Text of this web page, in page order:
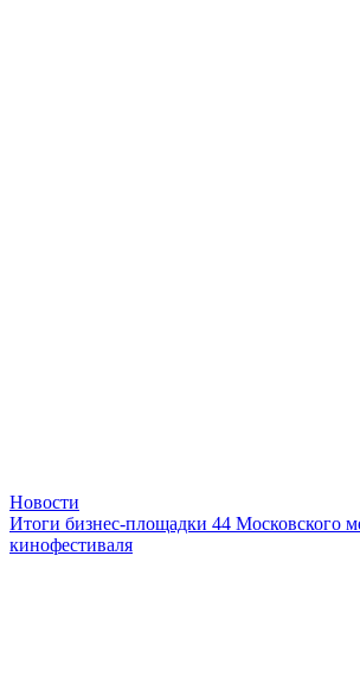
Новости
Итоги бизнес-площадки 44 Московского
кинофестиваля